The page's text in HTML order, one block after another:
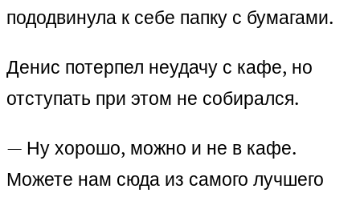
пододвинула к себе папку с бумагами.
Денис потерпел неудачу с кафе, но
отступать при этом не собирался.
— Ну хорошо, можно и не в кафе.
Можете нам сюда из самого лучшего